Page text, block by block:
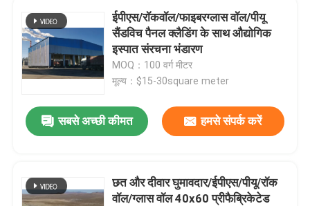
ईपीएस/रॉकवॉल/फाइबरग्लास वॉल/पीयू
सैंडविच पैनल क्लैडिंग के साथ औद्योगिक
इस्पात संरचना भंडारण
MOQ：100 वर्ग मीटर
मूल्य：$15-30square meter
सबसे अच्छी कीमत हमसे संपर्क करें
छत और दीवार घुमावदार/ईपीएस/पीयू/रॉक
वॉल/ग्लास वॉल 40x60 प्रीफैब्रिकेटेड